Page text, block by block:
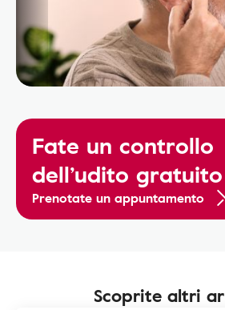
Fate un controllo
dell’udito gratuito
Prenotate un appuntamento
Scoprite altri